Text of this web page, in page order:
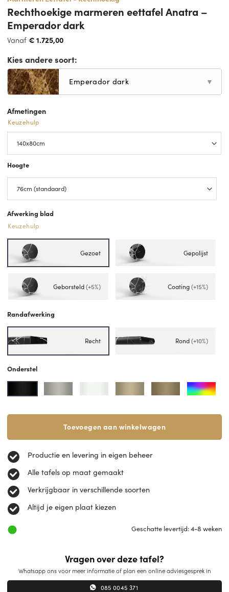
Rechthoekige marmeren eettafel Anatra –
Emperador dark
Vanaf€ 1.725,00
Kies andere soort:
Emperador dark ▼
Afmetingen
Keuzehulp
Hoogte
Afwerking blad
Keuzehulp
Gezoet Gepolijst
Geborsteld(+5%) Coating(+15%)
Randafwerking
Recht Rond(+10%)
Onderstel
Toevoegen aan winkelwagen
Productie en levering in eigen beheer
Alle tafels op maat gemaakt
Verkrijgbaar in verschillende soorten
Altijd je eigen plaat kiezen
Geschatte levertijd: 4-8 weken
Vragen over deze tafel?
Whatsapp ons voor meer informatie of plan een online adviesgesprek in
085 0045 371